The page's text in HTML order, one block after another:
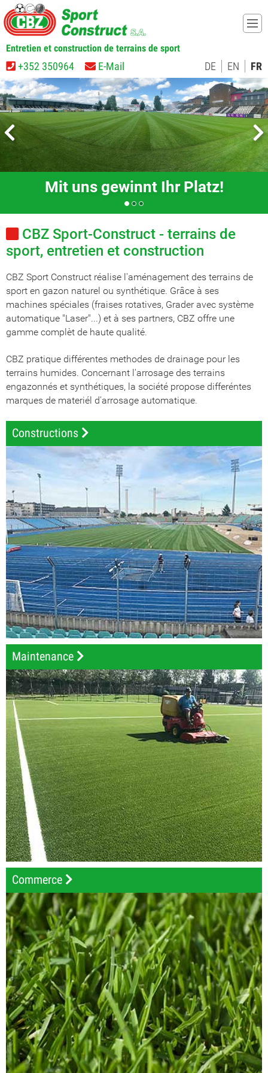
CBZ Sport-Construct - terrains de
sport, entretien et construction
CBZ Sport Construct réalise l'aménagement des terrains de
sport en gazon naturel ou synthétique. Grâce à ses
machines spéciales (fraises rotatives, Grader avec système
automatique "Laser"...) et à ses partners, CBZ offre une
gamme complèt de haute qualité.
CBZ pratique différentes methodes de drainage pour les
terrains humides. Concernant l'arrosage des terrains
engazonnés et synthétiques, la société propose differéntes
marques de materiél d'arrosage automatique.
Constructions
Maintenance
Commerce
Entretien et construction de terrains de sport
+352 350964 E-Mail DE EN FR
Mit uns gewinnt Ihr Platz!